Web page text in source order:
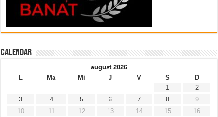
Calendar
august 2026
L
Ma Mi J V S
D
1
2
3
4 5 6 7 8
9
10
11 12 13 14 15
16